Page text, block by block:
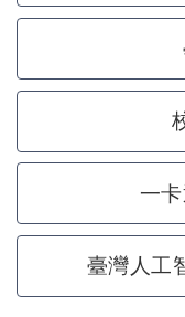
一
臺灣人工